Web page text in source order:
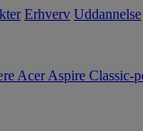
Erhverv Uddannelse
Acer Aspire Classic-